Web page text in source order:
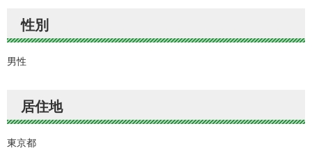
性別
男性
居住地
東京都